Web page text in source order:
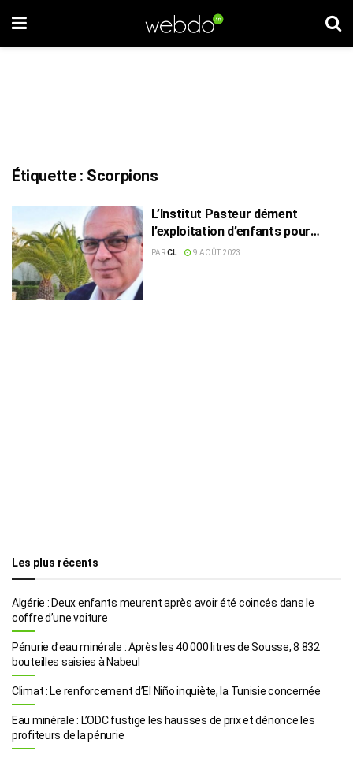
Étiquette : Scorpions
L’Institut Pasteur dément
l’exploitation d’enfants pour
attraper des scorpions
PARCL 9 AOÛT 2023
Les plus récents
Algérie : Deux enfants meurent après avoir été coincés dans le
coffre d’une voiture
Pénurie d’eau minérale : Après les 40 000 litres de Sousse, 8 832
bouteilles saisies à Nabeul
Climat : Le renforcement d’El Niño inquiète, la Tunisie concernée
Eau minérale : L’ODC fustige les hausses de prix et dénonce les
profiteurs de la pénurie